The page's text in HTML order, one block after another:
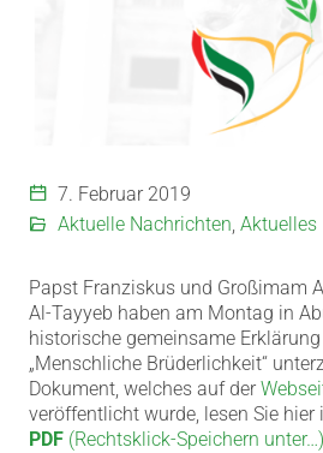
7. Februar 2019
Aktuelle Nachrichten, Aktuelles
Papst Franziskus und Großimam
Al-Tayyeb haben am Montag in
historische gemeinsame
„Menschliche Brüderlichkeit“
Dokument, welches auf der
veröffentlicht wurde, lesen Sie
PDF (Rechtsklick-Speichern unter…)